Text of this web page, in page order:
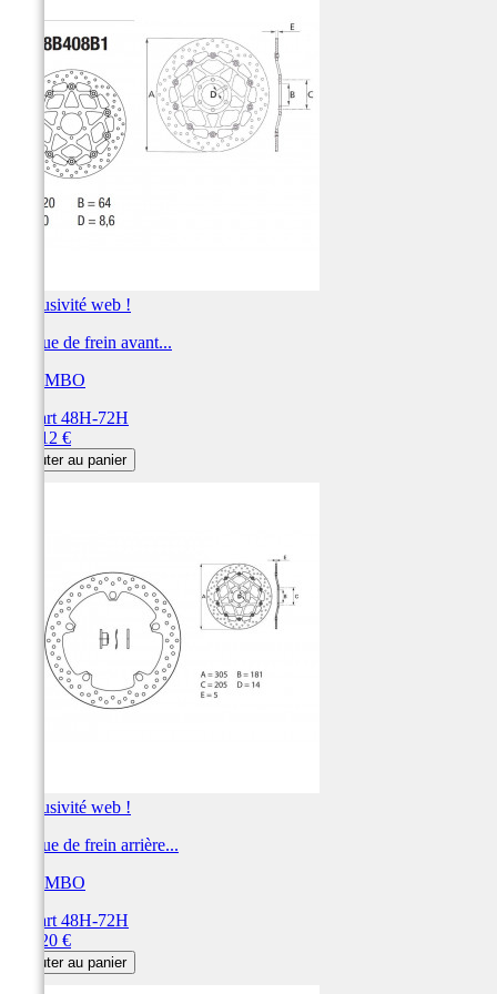
Exclusivité web !
Disque de frein avant...
BREMBO
Départ 48H-72H
360,12 €
Ajouter au panier
Exclusivité web !
Disque de frein arrière...
BREMBO
Départ 48H-72H
345,20 €
Ajouter au panier